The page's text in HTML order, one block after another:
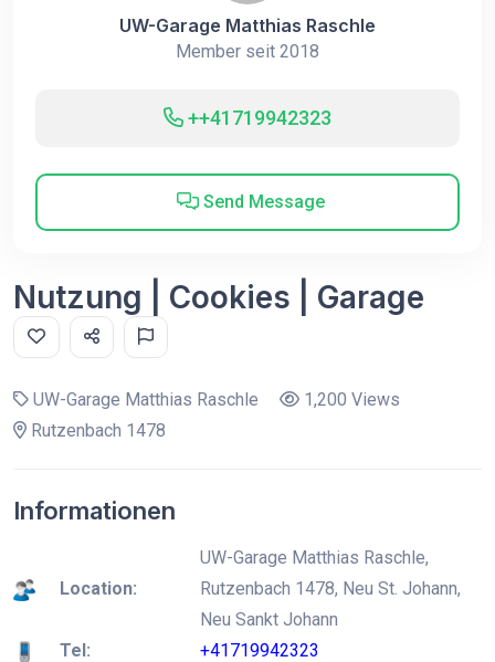
UW-Garage Matthias Raschle
Member seit 2018
++41719942323
Send Message
Nutzung | Cookies | Garage
UW-Garage Matthias Raschle
1,200 Views
Rutzenbach 1478
Informationen
Location:
UW-Garage Matthias Raschle,
Rutzenbach 1478, Neu St. Johann,
Neu Sankt Johann
Tel:
+41719942323